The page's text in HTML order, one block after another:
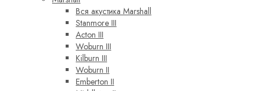
Вся акустика Marshall
Stanmore III
Acton III
Woburn III
Kilburn III
Woburn II
Emberton II